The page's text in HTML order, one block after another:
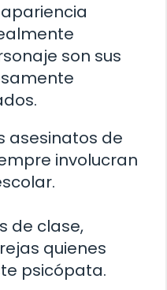
son sus
asesinatos de
involucran
de clase,
quienes
psicópata.